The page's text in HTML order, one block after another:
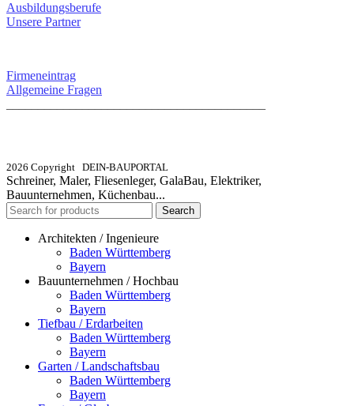
Ausbildungsberufe
Unsere Partner
Firmeneintrag
Allgemeine Fragen
2026 Copyright DEIN-BAUPORTAL
Schreiner, Maler, Fliesenleger, GalaBau, Elektriker,
Bauunternehmen, Küchenbau...
Search
Architekten / Ingenieure
Baden Württemberg
Bayern
Bauunternehmen / Hochbau
Baden Württemberg
Bayern
Tiefbau / Erdarbeiten
Baden Württemberg
Bayern
Garten / Landschaftsbau
Baden Württemberg
Bayern